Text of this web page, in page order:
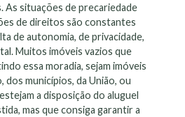
As situações de precariedade
de direitos são constantes
de autonomia, de privacidade,
Muitos imóveis vazios que
essa moradia, sejam imóveis
municípios, da União, ou
a disposição do aluguel
mas que consiga garantir a